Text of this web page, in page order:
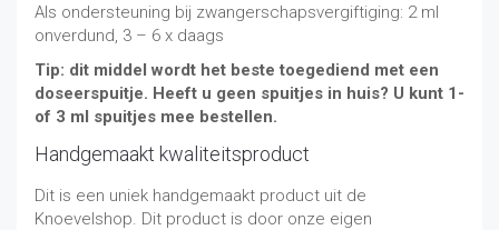
Als ondersteuning bij zwangerschapsvergiftiging: 2 ml
onverdund, 3 – 6 x daags
Tip: dit middel wordt het beste toegediend met een
doseerspuitje. Heeft u geen spuitjes in huis? U kunt 1-
of 3 ml spuitjes mee bestellen.
Handgemaakt kwaliteitsproduct
Dit is een uniek handgemaakt product uit de
Knoevelshop. Dit product is door onze eigen